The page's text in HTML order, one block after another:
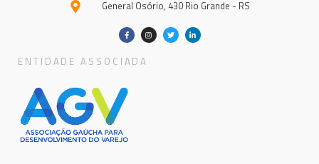
General Osório, 430 Rio Grande - RS
ENTIDADE ASSOCIADA